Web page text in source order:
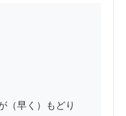
（早く）もどり